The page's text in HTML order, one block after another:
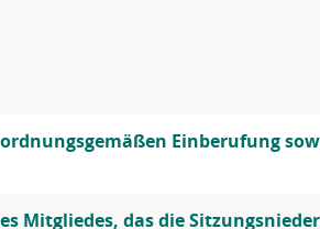
Einberufung
Mitgliedes, das die